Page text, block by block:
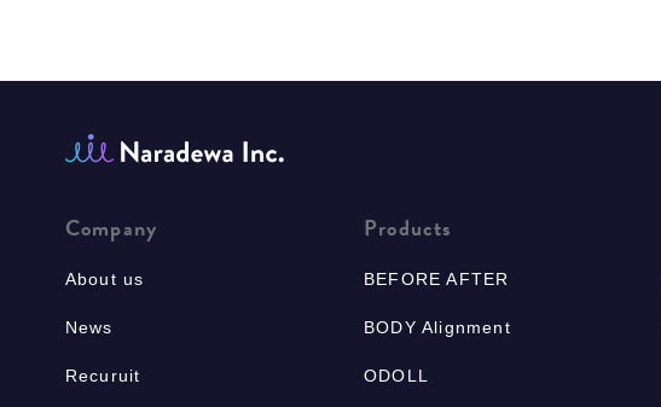
Company
About us
News
Recuruit
Products
BEFORE AFTER
BODY Alignment
ODOLL